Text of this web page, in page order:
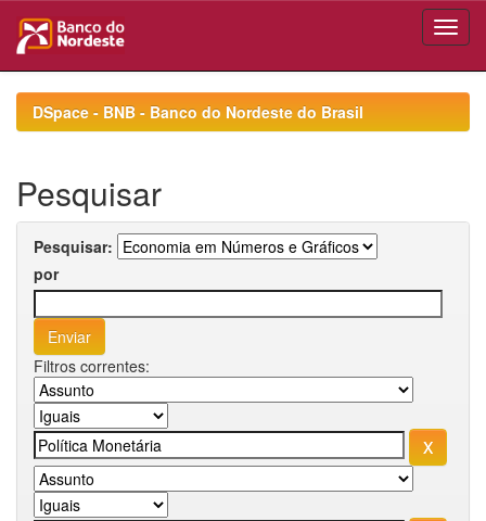
navigationDSpace - BNB - Banco do Nordeste do Brasil
Pesquisar
Pesquisar:
por
Filtros correntes: